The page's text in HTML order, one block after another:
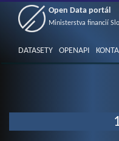
Open Data portál
Ministerstva financií
DATASETY OPENAPI